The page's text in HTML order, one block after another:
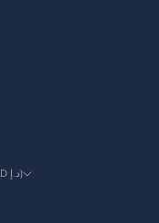
Vereinigte Staaten (AED د.إ)